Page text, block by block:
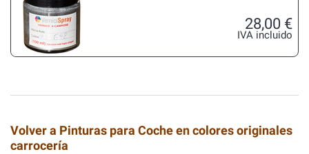
28,00 €
IVA incluido
Volver a Pinturas para Coche en colores originales
carrocería